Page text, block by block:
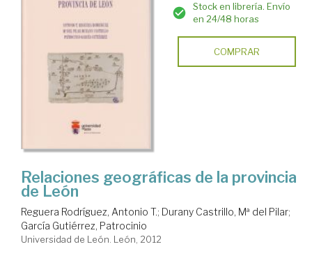
Stock en librería. Envío
en 24/48 horas
COMPRAR
Relaciones geográficas de la provincia
de León
Reguera Rodríguez, Antonio T.; Durany Castrillo, Mª del Pilar;
García Gutiérrez, Patrocinio
Universidad de León. León, 2012